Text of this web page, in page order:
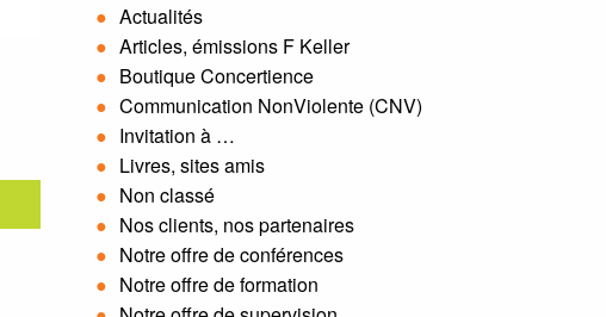
Actualités
Articles, émissions F Keller
Boutique Concertience
Communication NonViolente (CNV)
Invitation à …
Livres, sites amis
Non classé
Nos clients, nos partenaires
Notre offre de conférences
Notre offre de formation